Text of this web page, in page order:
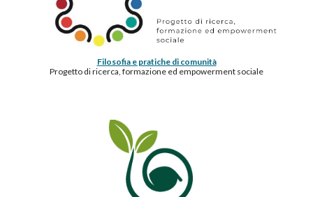
Filosofia e pratiche di comunità
Progetto di ricerca, formazione ed empowerment sociale